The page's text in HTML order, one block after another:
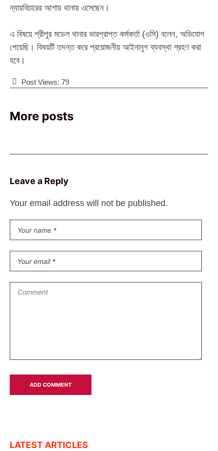
ন্যায়বিচারের আশায় থানায় এসেছেন।
‎​এ বিষয়ে শ্রীপুর মডেল থানার ভারপ্রাপ্ত কর্মকর্তা (ওসি) বলেন, অভিযোগ
পেয়েছি। বিষয়টি তদন্ত করে প্রয়োজনীয় আইনানুগ ব্যবস্থা গ্রহণ করা
হবে।
Post Views: 79
More posts
Leave a Reply
Your email address will not be published.
LATEST ARTICLES